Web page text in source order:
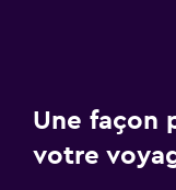
Une façon
votre